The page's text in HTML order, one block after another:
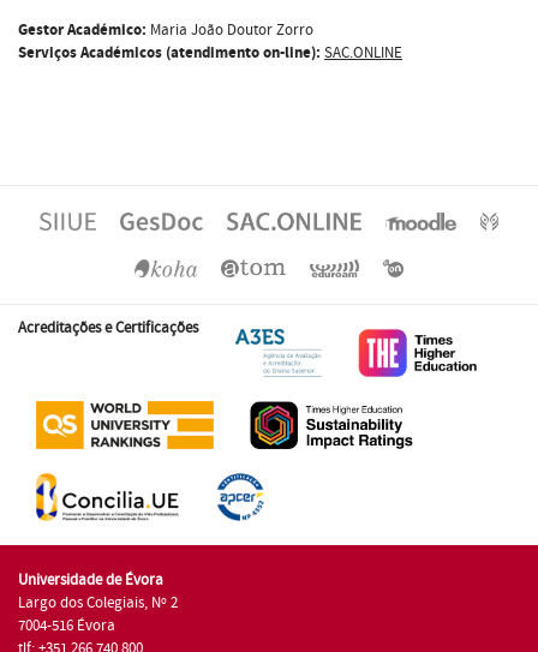
Gestor Académico: Maria João Doutor Zorro
Serviços Académicos (atendimento on-line): SAC.ONLINE
Acreditações e Certificações
Universidade de Évora
Largo dos Colegiais, Nº 2
7004-516 Évora